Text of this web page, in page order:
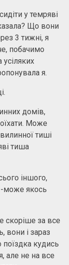
у темряві
Що вони
3 тижні, я
побачимо
усіляких
я.
домів,
Може
тиші
тиша
іншого,
-може якось
скоріше за все
вони і зараз
кудись
але не на все